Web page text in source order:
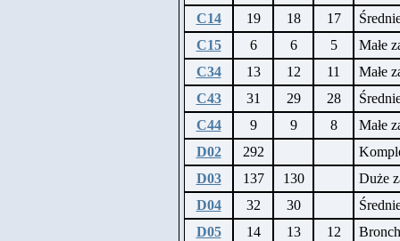
C14
19 18 17
C15
6 6 5
Małe
C34
13 12 11
Małe
C43
31 29 28
C44
9 9 8
Małe
D02
292
D03
137 130
Duże
D04
32 30
D05
14 13 12